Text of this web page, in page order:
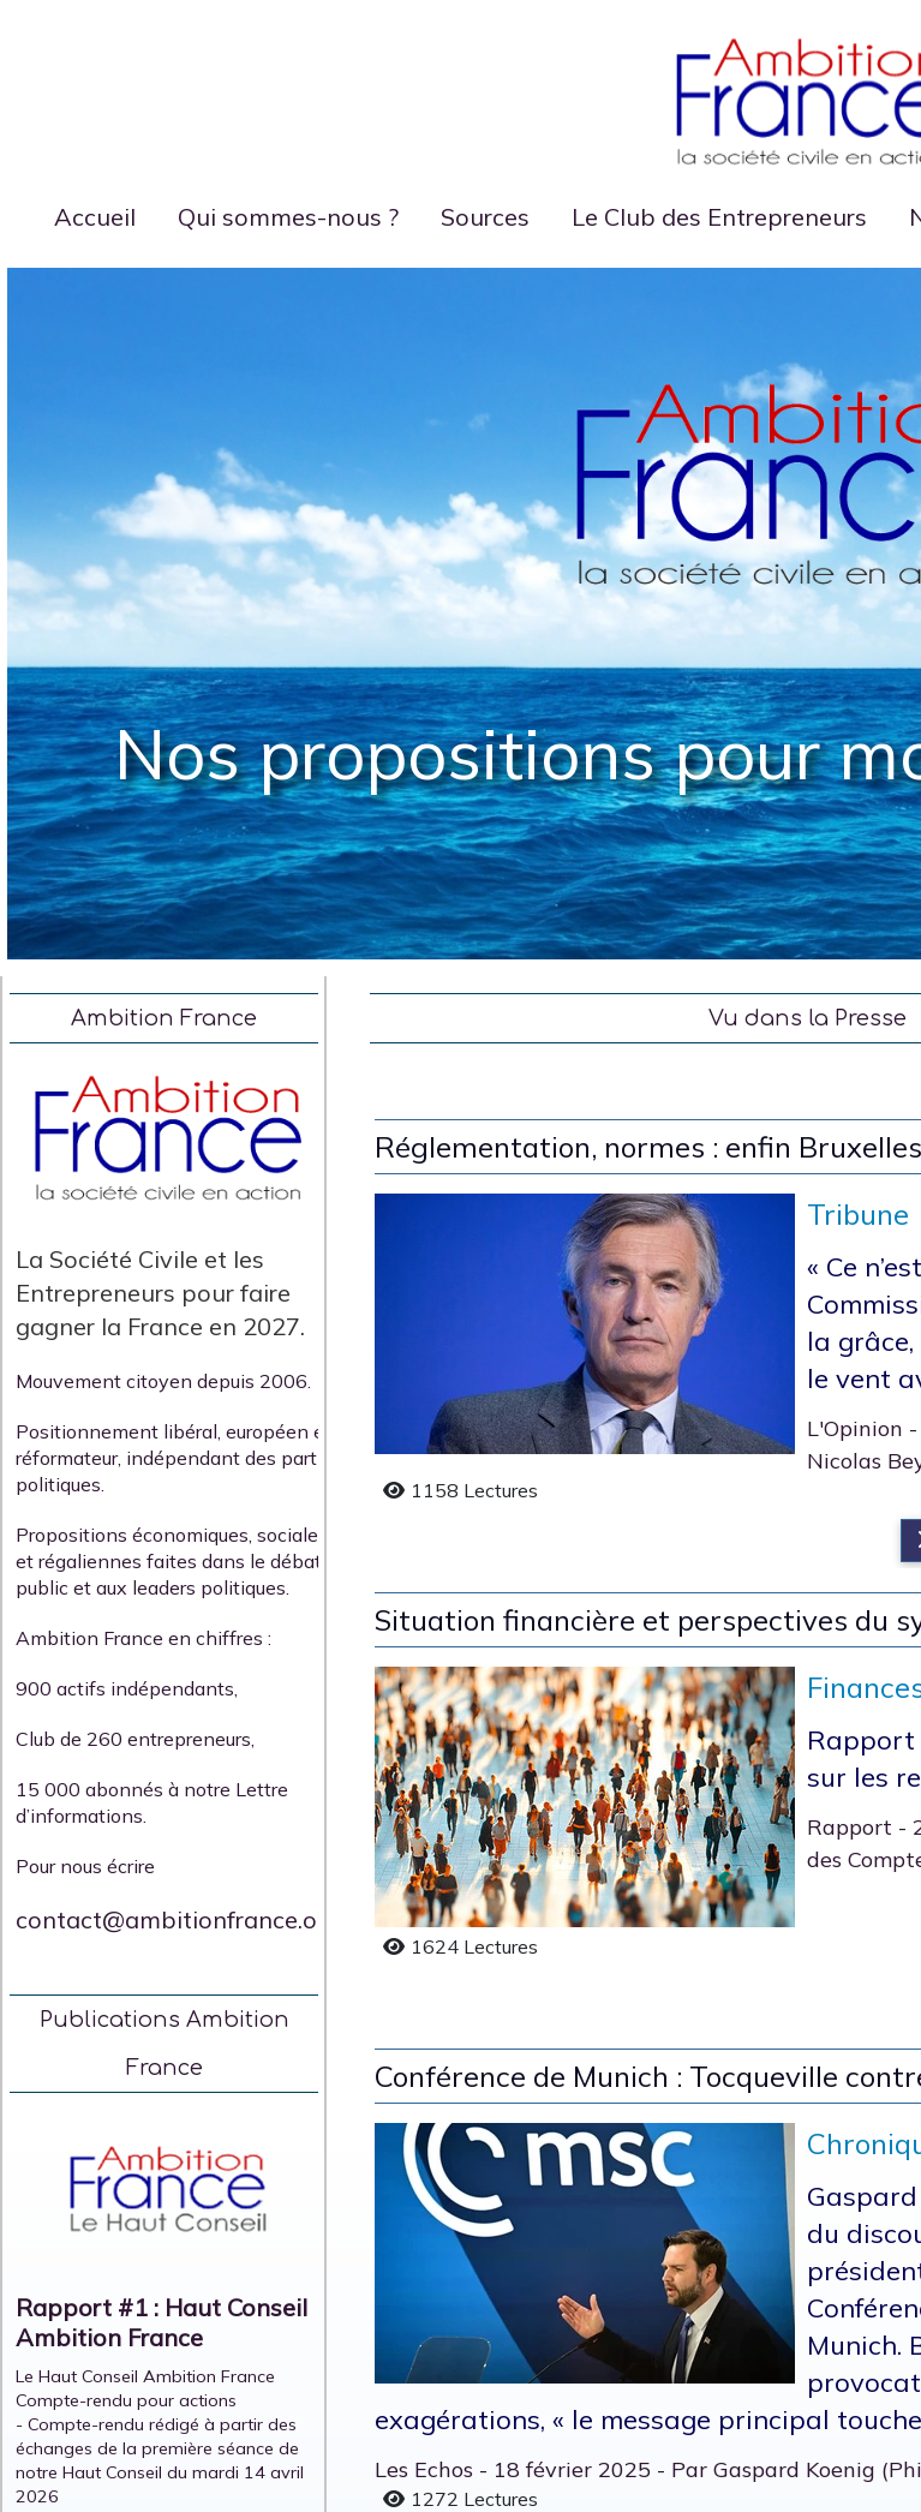
Accueil Qui sommes-nous ? Sources Le Club des Entrepreneurs
Nos propositions pour
Ambition France
La Société Civile et les
Entrepreneurs pour faire
gagner la France en 2027.
Mouvement citoyen depuis 2006.
Positionnement libéral, européen et
réformateur, indépendant des partis
politiques.
Propositions économiques, sociales
et régaliennes faites dans le débat
public et aux leaders politiques.
Ambition France en chiffres :
900 actifs indépendants,
Club de 260 entrepreneurs,
15 000 abonnés à notre Lettre
d’informations.
Pour nous écrire
contact@ambitionfrance.org
Publications Ambition
France
Rapport #1 : Haut Conseil
Ambition France
Le Haut Conseil Ambition France
Compte-rendu pour actions
- Compte-rendu rédigé à partir des
échanges de la première séance de
notre Haut Conseil du mardi 14 avril
2026
Vu dans la Presse
Réglementation, normes : enfin
Tribune
« Ce
la
le vent
L'Opinion
Nicolas
1158 Lectures
Situation financière et perspectives du
Rapport
sur les
Rapport -
des
1624 Lectures
Conférence de Munich : Tocqueville
du
Munich.
exagérations, « le message principal
Les Echos - 18 février 2025 - Par Gaspard Koenig
1272 Lectures